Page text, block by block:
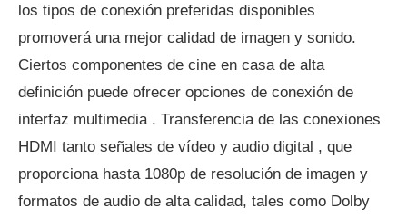
los tipos de conexión preferidas disponibles
promoverá una mejor calidad de imagen y sonido.
Ciertos componentes de cine en casa de alta
definición puede ofrecer opciones de conexión de
interfaz multimedia . Transferencia de las conexiones
HDMI tanto señales de vídeo y audio digital , que
proporciona hasta 1080p de resolución de imagen y
formatos de audio de alta calidad, tales como Dolby